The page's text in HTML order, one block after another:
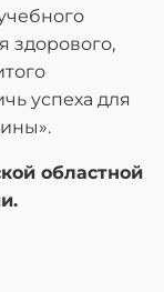
здорового,
успеха для
областной